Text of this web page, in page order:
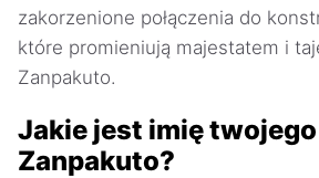
zakorzenione połączenia do
które promieniują majestatem i
Zanpakuto.
Jakie jest imię twojego
Zanpakuto?